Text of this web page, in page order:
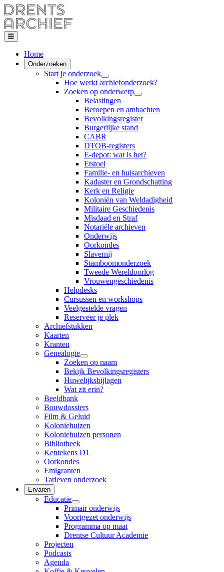
Home
Onderzoeken
Start je onderzoek
Hoe werkt archiefonderzoek?
Zoeken op onderwerp
Belastingen
Beroepen en ambachten
Bevolkingsregister
Burgerlijke stand
CABR
DTOB-registers
E-depot: wat is het?
Etstoel
Familie- en huisarchieven
Kadaster en Grondschatting
Kerk en Religie
Koloniën van Weldadigheid
Militaire Geschiedenis
Misdaad en Straf
Notariële archieven
Onderwijs
Oorkondes
Slavernij
Stamboomonderzoek
Tweede Wereldoorlog
Vrouwengeschiedenis
Helpdesks
Cursussen en workshops
Veelgestelde vragen
Reserveer je plek
Archiefstukken
Kaarten
Kranten
Genealogie
Zoeken op naam
Bekijk Bevolkingsregisters
Huwelijksbijlagen
Wat zit erin?
Beeldbank
Bouwdossiers
Film & Geluid
Koloniehuizen
Koloniehuizen personen
Bibliotheek
Kentekens D1
Oorkondes
Emigranten
Tarieven onderzoek
Ervaren
Educatie
Primair onderwijs
Voortgezet onderwijs
Programma op maat
Drentse Cultuur Academie
Projecten
Podcasts
Agenda